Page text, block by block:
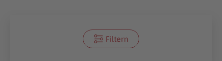
Filtern